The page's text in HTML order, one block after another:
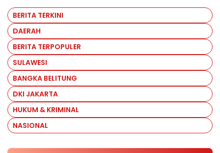
BERITA TERKINI
DAERAH
BERITA TERPOPULER
SULAWESI
BANGKA BELITUNG
DKI JAKARTA
HUKUM & KRIMINAL
NASIONAL